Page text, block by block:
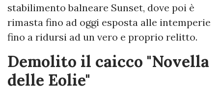
stabilimento balneare Sunset, dove poi è
rimasta fino ad oggi esposta alle intemperie
fino a ridursi ad un vero e proprio relitto.
Demolito il caicco "Novella
delle Eolie"